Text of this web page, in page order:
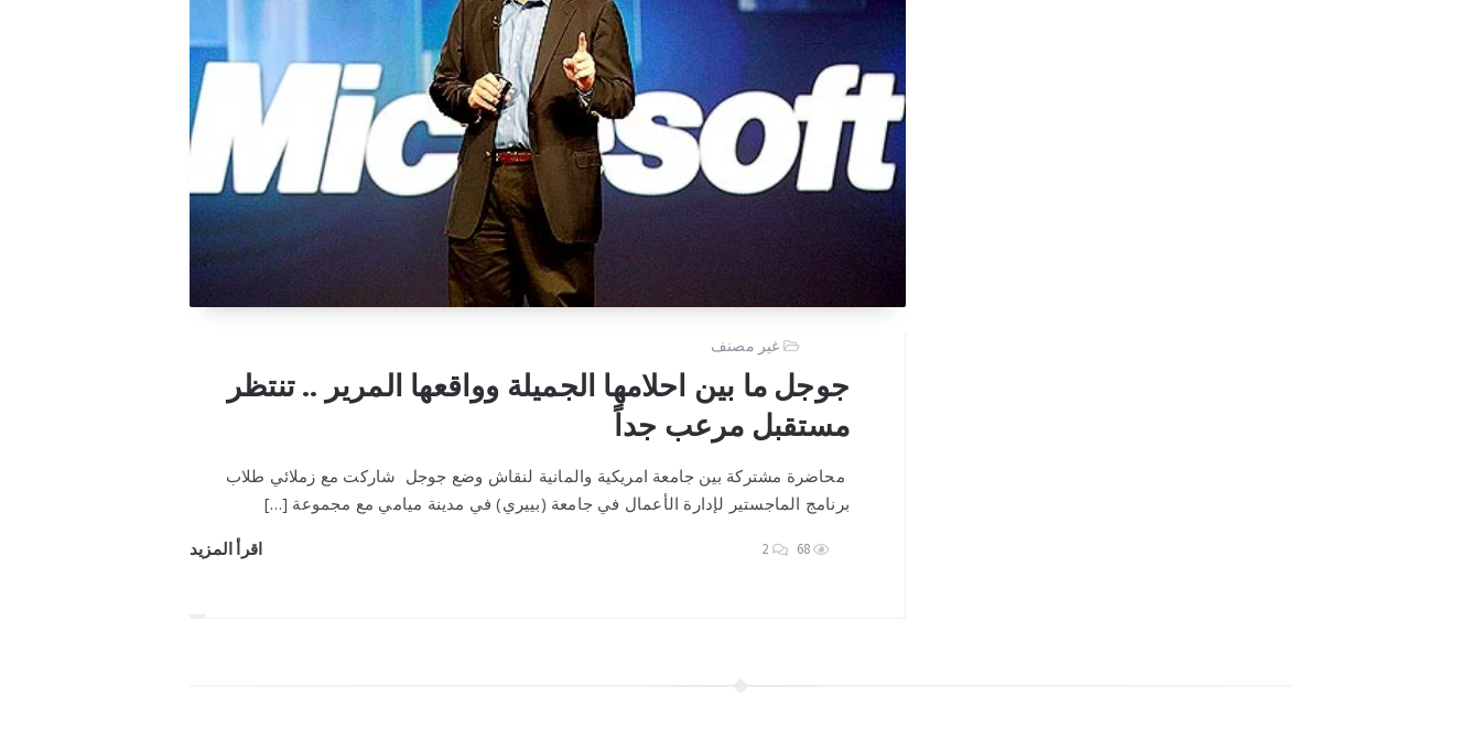
غير مصنف
جوجل ما بين احلامها الجميلة وواقعها المرير .. تنتظر
مستقبل مرعب جداً
محاضرة مشتركة بين جامعة امريكية والمانية لنقاش وضع جوجل شاركت مع زملائي طلاب
برنامج الماجستير لإدارة الأعمال في جامعة (بييري) في مدينة ميامي مع مجموعة […]
اقرأ المزيد 68
2